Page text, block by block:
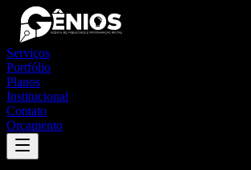
Serviços
Portfólio
Planos
Institucional
Contato
Orçamento